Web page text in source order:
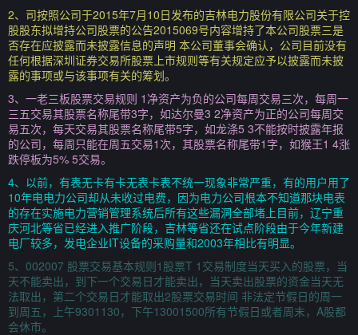
2、司按照公司于2015年7月10日发布的吉林电力股份有限公司关于控
股股东拟增持公司股票的公告2015069号内容增持了本公司股票三是
否存在应披露而未披露信息的声明 本公司董事会确认，公司目前没有
任何根据深圳证券交易所股票上市规则等有关规定应予以披露而未披
露的事项或与该事项有关的筹划。
3、一老三板股票交易规则 1净资产为负的公司每周交易三次，每周一
三五交易其股票名称尾带3字，如达尔曼3 2净资产为正的公司每周交
易五次，每天交易其股票名称尾带5字，如龙涤5 3不能按时披露年报
的公司，每周只能在周五交易1次，其股票名称尾带1字，如猴王1 4涨
跌停板为5% 5交易。
4、以前，有表无卡有卡无表卡表不统一现象非常严重，有的用户用了
10年电电力公司却从未收过电费，因为电力公司根本不知道那块电表
的存在实施电力营销管理系统后所有这些漏洞全部堵上目前，辽宁重
庆河北等省已经进入推广阶段，吉林等省还在试点阶段由于今年新建
电厂较多，发电企业IT设备的采购量和2003年相比有明显。
5、002007 股票交易基本规则1股票T 1交易制度当天买入的股票，当
天不能卖出，到下一个交易日才能卖出，当天卖出股票的资金当天无
法取出，第二个交易日才能取出2股票交易时间 非法定节假日的周一
到周五，上午9301130，下午13001500所有节假日或者周末，A股都
会休市。